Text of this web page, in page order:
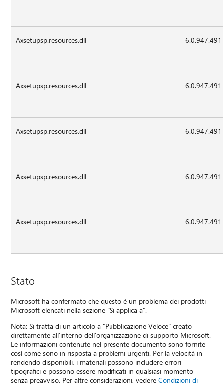
Axsetupsp.resources.dll 6.0.947.491
Axsetupsp.resources.dll 6.0.947.491
Axsetupsp.resources.dll 6.0.947.491
Axsetupsp.resources.dll 6.0.947.491
Axsetupsp.resources.dll 6.0.947.491
Stato
Microsoft ha confermato che questo è un problema dei prodotti
Microsoft elencati nella sezione "Si applica a".
Nota: Si tratta di un articolo a "Pubblicazione Veloce" creato
direttamente all'interno dell'organizzazione di supporto Microsoft.
Le informazioni contenute nel presente documento sono fornite
così come sono in risposta a problemi urgenti. Per la velocità in
rendendo disponibili, i materiali possono includere errori
tipografici e possono essere modificati in qualsiasi momento
senza preavviso. Per altre considerazioni, vedereCondizioni di